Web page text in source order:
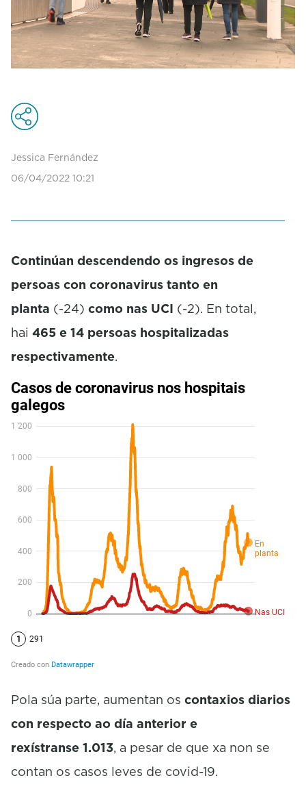
Jessica Fernández
06/04/2022 10:21
Continúan descendendo os ingresos de
persoas con coronavirus tanto en
planta (-24) como nas UCI (-2). En total,
hai 465 e 14 persoas hospitalizadas
respectivamente.
Pola súa parte, aumentan os contaxios diarios
con respecto ao día anterior e
rexístranse 1.013, a pesar de que xa non se
contan os casos leves de covid-19.